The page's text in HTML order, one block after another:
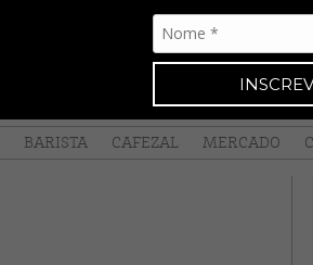
BARISTA CAFEZAL MERCADO